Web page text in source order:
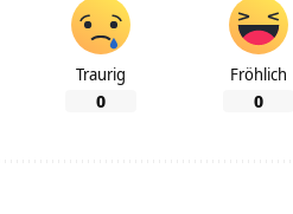
Traurig
0
Fröhlich
0